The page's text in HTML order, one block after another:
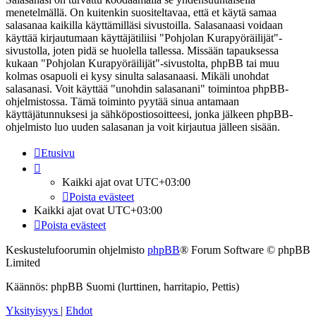
menetelmällä. On kuitenkin suositeltavaa, että et käytä samaa
salasanaa kaikilla käyttämilläsi sivustoilla. Salasanaasi voidaan
käyttää kirjautumaan käyttäjätiliisi "Pohjolan Kurapyöräilijät"-
sivustolla, joten pidä se huolella tallessa. Missään tapauksessa
kukaan "Pohjolan Kurapyöräilijät"-sivustolta, phpBB tai muu
kolmas osapuoli ei kysy sinulta salasanaasi. Mikäli unohdat
salasanasi. Voit käyttää "unohdin salasanani" toimintoa phpBB-
ohjelmistossa. Tämä toiminto pyytää sinua antamaan
käyttäjätunnuksesi ja sähköpostiosoitteesi, jonka jälkeen phpBB-
ohjelmisto luo uuden salasanan ja voit kirjautua jälleen sisään.
Etusivu
Kaikki ajat ovat UTC+03:00
Poista evästeet
Kaikki ajat ovat UTC+03:00
Poista evästeet
Keskustelufoorumin ohjelmisto phpBB® Forum Software © phpBB
Limited
Käännös: phpBB Suomi (lurttinen, harritapio, Pettis)
Yksityisyys | Ehdot